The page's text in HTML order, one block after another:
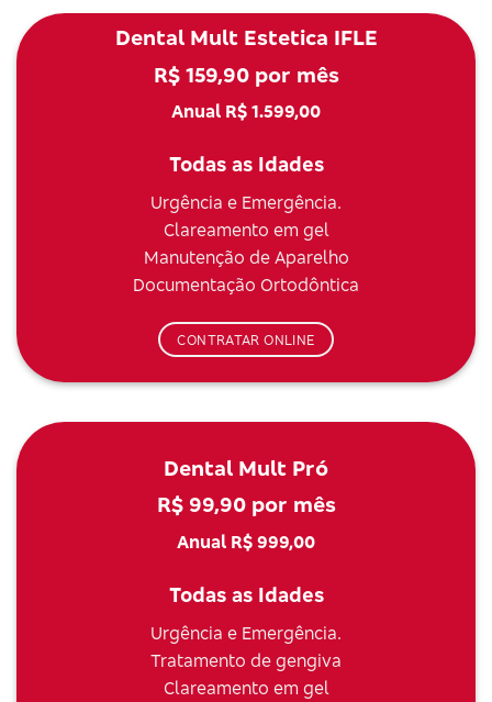
Dental Mult Estetica IFLE
R$ 159,90 por mês
Anual R$ 1.599,00
Todas as Idades
Urgência e Emergência.
Clareamento em gel
Manutenção de Aparelho
Documentação Ortodôntica
CONTRATAR ONLINE
Dental Mult Pró
R$ 99,90 por mês
Anual R$ 999,00
Todas as Idades
Urgência e Emergência.
Tratamento de gengiva
Clareamento em gel